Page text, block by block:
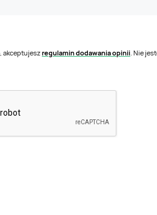
akceptujeszregulamin dodawania opinii . Nie